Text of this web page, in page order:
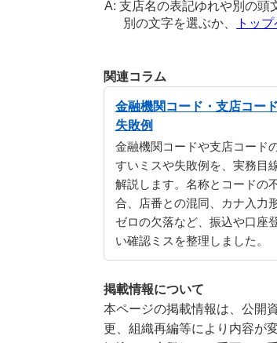
支店名の表記ゆれや別の頭
別の文字を選ぶか、
トッ
関連コラム
金融機関コード・支店コー
失敗例
金融機関コードや支店コード
すいミスや失敗例を、実務目
解説します。名称とコードの
合、店番との混同、カナ入力
ゼロの欠落など、振込や口座
い確認ミスを整理しました。
掲載情報について
本ページの掲載情報は、公開
更、組織再編等により内容が